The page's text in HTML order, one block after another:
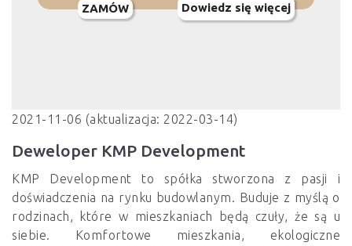
ZAMÓW Dowiedz się więcej
2021-11-06 (aktualizacja: 2022-03-14)
Deweloper KMP Development
KMP Development to spółka stworzona z pasji i
doświadczenia na rynku budowlanym. Buduje z myślą o
rodzinach, które w mieszkaniach będą czuły, że są u
siebie. Komfortowe mieszkania, ekologiczne